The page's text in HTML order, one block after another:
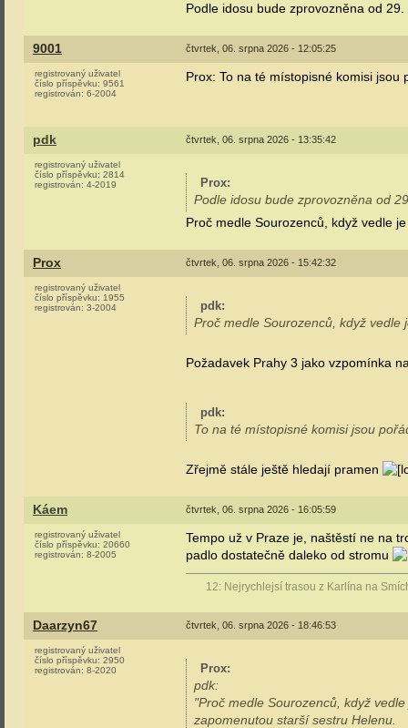
Podle idosu bude zprovozněna od
9001 čtvrtek, 06. srpna 2026 - 12:05:25
registrovaný uživatel
číslo příspěvku: 9561
registrován: 6-2004
Prox: To na té místopisné komisi jsou
pdk čtvrtek, 06. srpna 2026 - 13:35:42
registrovaný uživatel
číslo příspěvku: 2814
registrován: 4-2019 Prox:
Podle idosu bude zprovozněna od
Proč medle Sourozenců, když vedle
Prox čtvrtek, 06. srpna 2026 - 15:42:32
registrovaný uživatel
číslo příspěvku: 1955
registrován: 3-2004 pdk:
Proč medle Sourozenců, když vedle
Požadavek Prahy 3 jako vzpomínka
pdk:
To na té místopisné komisi jsou
Zřejmě stále ještě hledají pramen
Káem čtvrtek, 06. srpna 2026 - 16:05:59
registrovaný uživatel
číslo příspěvku: 20660
registrován: 8-2005
Tempo už v Praze je, naštěstí ne na
padlo dostatečně daleko od stromu
12: Nejrychlejsí trasou z Karlína na
Daarzyn67 čtvrtek, 06. srpna 2026 - 18:46:53
registrovaný uživatel
číslo příspěvku: 2950
registrován: 8-2020 Prox:
pdk:
"Proč medle Sourozenců, když
zapomenutou starší sestru Helenu.